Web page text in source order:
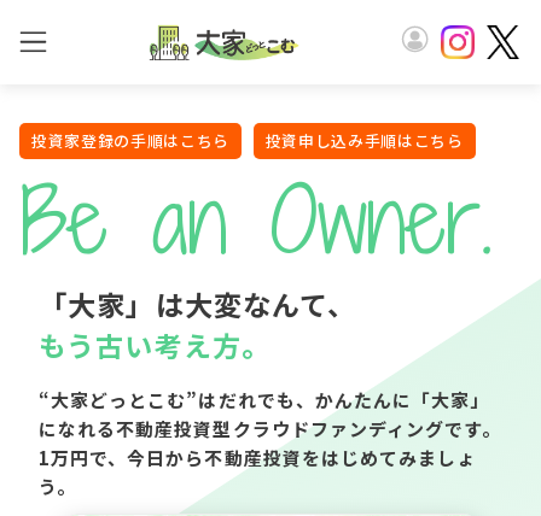
投資家登録の手順はこちら 投資申し込み手順はこちら
Be an Owner.
「大家」は大変なんて、
もう古い考え方。
“大家どっとこむ”はだれでも、かんたんに「大家」
になれる不動産投資型クラウドファンディングです。
1万円で、今日から不動産投資をはじめてみましょ
う。